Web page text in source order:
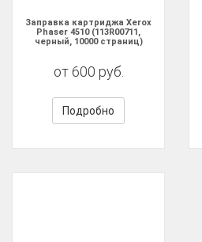
Заправка картриджа Xerox
Phaser 4510 (113R00711,
черный, 10000 страниц)
от 600 руб.
Подробно